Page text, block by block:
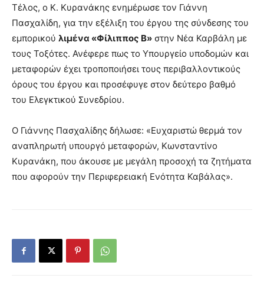
Τέλος, ο Κ. Κυρανάκης ενημέρωσε τον Γιάννη
Πασχαλίδη, για την εξέλιξη του έργου της σύνδεσης του
εμπορικού λιμένα «Φίλιππος Β» στην Νέα Καρβάλη με
τους Τοξότες. Ανέφερε πως το Υπουργείο υποδομών και
μεταφορών έχει τροποποιήσει τους περιβαλλοντικούς
όρους του έργου και προσέφυγε στον δεύτερο βαθμό
του Ελεγκτικού Συνεδρίου.
Ο Γιάννης Πασχαλίδης δήλωσε: «Ευχαριστώ θερμά τον
αναπληρωτή υπουργό μεταφορών, Κωνσταντίνο
Κυρανάκη, που άκουσε με μεγάλη προσοχή τα ζητήματα
που αφορούν την Περιφερειακή Ενότητα Καβάλας».